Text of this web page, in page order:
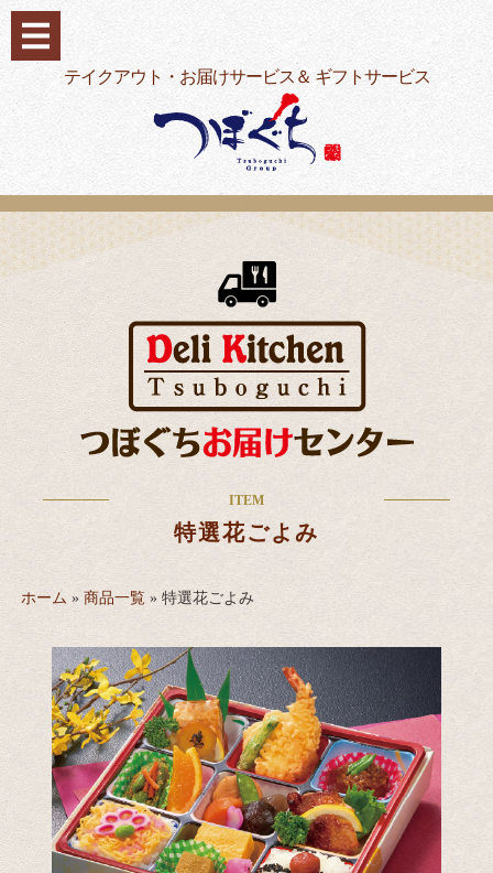
コ
ン
ス
ッ
プ
テイクアウト・お届けサービス＆ ギフトサービス
ITEM
特選花ごよみ
ホーム »商品一覧 »特選花ごよみ